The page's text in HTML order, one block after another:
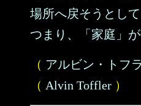
場所へ戻そうとして
つまり、「家庭」
（ アルビン・トフ
（ Alvin Toffler ）